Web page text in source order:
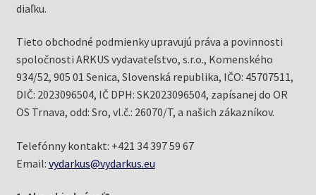
Kontakt
diaľku.
Tieto obchodné podmienky upravujú práva a povinnosti
spoločnosti ARKUS vydavateľstvo, s.r.o., Komenského
934/52, 905 01 Senica, Slovenská republika, IČO: 45707511,
DIČ: 2023096504, IČ DPH: SK2023096504, zapísanej do OR
OS Trnava, odd: Sro, vl.č.: 26070/T, a našich zákazníkov.
Telefónny kontakt: +421 34 397 59 67
Email: vydarkus@vydarkus.eu